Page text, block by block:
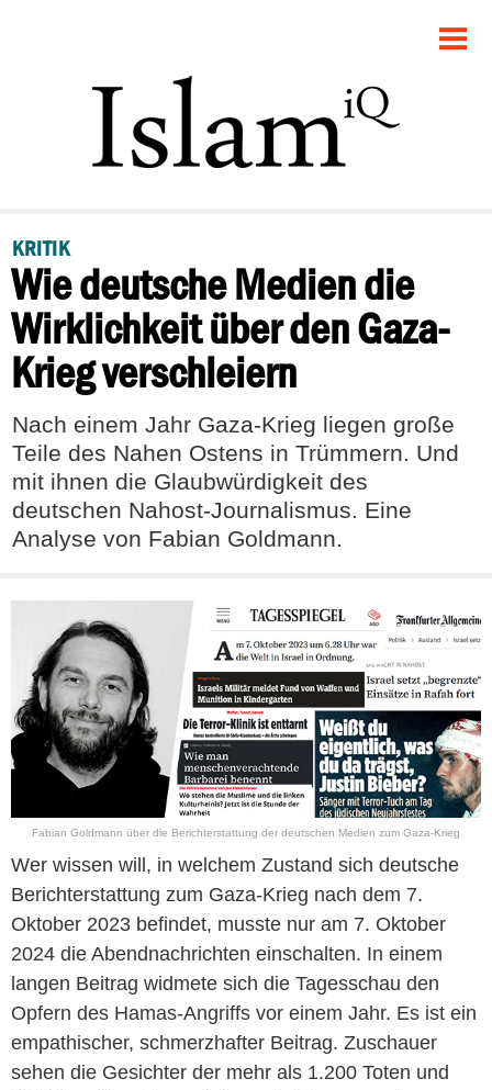
POLITIK
DEBATTE
PANORAMA
RECHT
FEUILLETON
KRITIK
Wie deutsche Medien die
Wirklichkeit über den Gaza-
Krieg verschleiern
Nach einem Jahr Gaza-Krieg liegen große
Teile des Nahen Ostens in Trümmern. Und
mit ihnen die Glaubwürdigkeit des
deutschen Nahost-Journalismus. Eine
Analyse von Fabian Goldmann.
Fabian Goldmann über die Berichterstattung der deutschen Medien zum Gaza-Krieg
Wer wissen will, in welchem Zustand sich deutsche
Berichterstattung zum Gaza-Krieg nach dem 7.
Oktober 2023 befindet, musste nur am 7. Oktober
2024 die Abendnachrichten einschalten. In einem
langen Beitrag widmete sich die Tagesschau den
Opfern des Hamas-Angriffs vor einem Jahr. Es ist ein
empathischer, schmerzhafter Beitrag. Zuschauer
sehen die Gesichter der mehr als 1.200 Toten und